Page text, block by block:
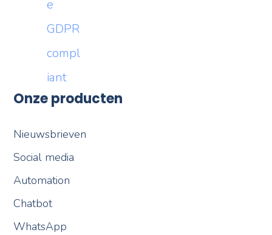
Onze producten
Nieuwsbrieven
Social media
Automation
Chatbot
WhatsApp